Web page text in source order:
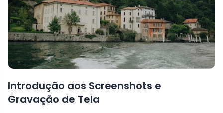
Introdução aos Screenshots e
Gravação de Tela